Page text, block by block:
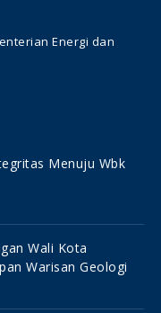
Energi dan
Menuju Wbk
Wali Kota
Warisan Geologi